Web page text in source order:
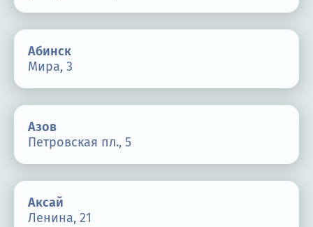
Психиатрия
Терапия
Контакты
Абинск
Мира, 3
Азов
Петровская пл., 5
Аксай
Ленина, 21